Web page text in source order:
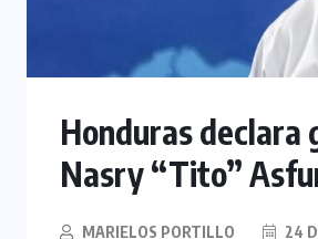
Honduras declara
Nasry “Tito”
MARIELOS PORTILLO 24